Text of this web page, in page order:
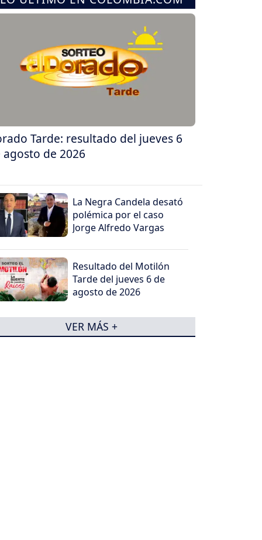
Tarde: resultado del jueves 6
agosto de 2026
La Negra Candela desató
polémica por el caso
Jorge Alfredo Vargas
Resultado del Motilón
Tarde del jueves 6 de
agosto de 2026
VER MÁS +